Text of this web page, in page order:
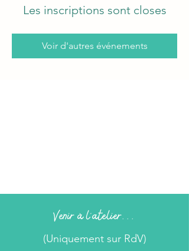
Les inscriptions sont closes
Voir d'autres événements
Venir à l'atelier...
(Uniquement sur RdV)